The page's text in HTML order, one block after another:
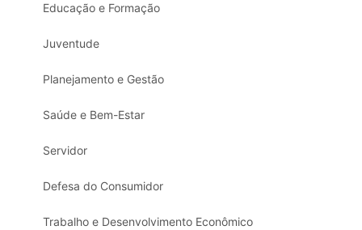
Educação e Formação
Juventude
Planejamento e Gestão
Saúde e Bem-Estar
Servidor
Defesa do Consumidor
Trabalho e Desenvolvimento Econômico